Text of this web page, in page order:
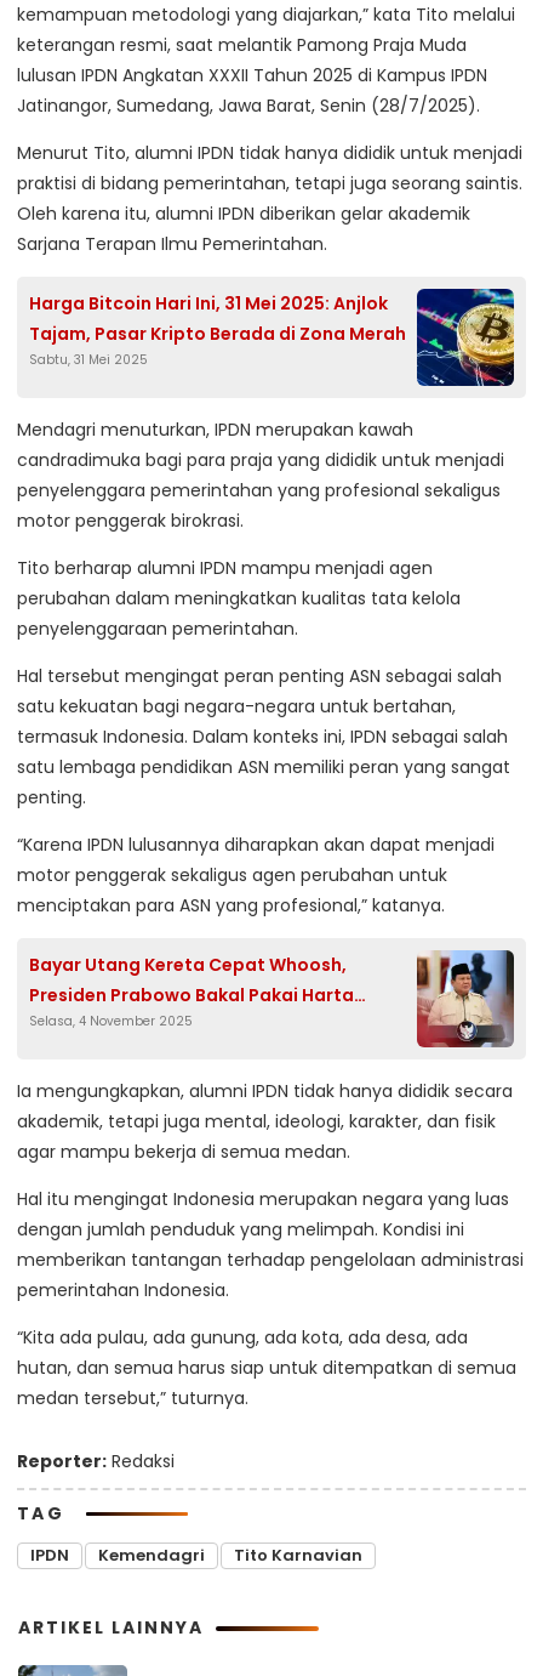
kemampuan metodologi yang diajarkan,” kata Tito melalui
keterangan resmi, saat melantik Pamong Praja Muda
lulusan IPDN Angkatan XXXII Tahun 2025 di Kampus IPDN
Jatinangor, Sumedang, Jawa Barat, Senin (28/7/2025).
Menurut Tito, alumni IPDN tidak hanya dididik untuk menjadi
praktisi di bidang pemerintahan, tetapi juga seorang saintis.
Oleh karena itu, alumni IPDN diberikan gelar akademik
Sarjana Terapan Ilmu Pemerintahan.
Harga Bitcoin Hari Ini, 31 Mei 2025: Anjlok
Tajam, Pasar Kripto Berada di Zona Merah
Sabtu, 31 Mei 2025
Mendagri menuturkan, IPDN merupakan kawah
candradimuka bagi para praja yang dididik untuk menjadi
penyelenggara pemerintahan yang profesional sekaligus
motor penggerak birokrasi.
Tito berharap alumni IPDN mampu menjadi agen
perubahan dalam meningkatkan kualitas tata kelola
penyelenggaraan pemerintahan.
Hal tersebut mengingat peran penting ASN sebagai salah
satu kekuatan bagi negara-negara untuk bertahan,
termasuk Indonesia. Dalam konteks ini, IPDN sebagai salah
satu lembaga pendidikan ASN memiliki peran yang sangat
penting.
“Karena IPDN lulusannya diharapkan akan dapat menjadi
motor penggerak sekaligus agen perubahan untuk
menciptakan para ASN yang profesional,” katanya.
Bayar Utang Kereta Cepat Whoosh,
Presiden Prabowo Bakal Pakai Harta
Koruptor
Selasa, 4 November 2025
Ia mengungkapkan, alumni IPDN tidak hanya dididik secara
akademik, tetapi juga mental, ideologi, karakter, dan fisik
agar mampu bekerja di semua medan.
Hal itu mengingat Indonesia merupakan negara yang luas
dengan jumlah penduduk yang melimpah. Kondisi ini
memberikan tantangan terhadap pengelolaan administrasi
pemerintahan Indonesia.
“Kita ada pulau, ada gunung, ada kota, ada desa, ada
hutan, dan semua harus siap untuk ditempatkan di semua
medan tersebut,” tuturnya.
Reporter: Redaksi
TAG
IPDN Kemendagri Tito Karnavian
ARTIKEL LAINNYA